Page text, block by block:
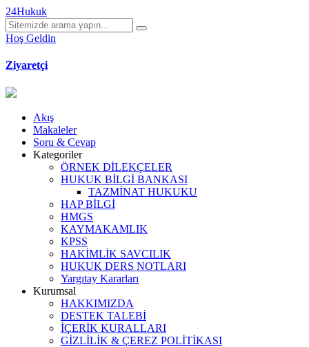
24Hukuk
Hoş Geldin
Ziyaretçi
Akış
Makaleler
Soru & Cevap
Kategoriler
ÖRNEK DİLEKÇELER
HUKUK BİLGİ BANKASI
TAZMİNAT HUKUKU
HAP BİLGİ
HMGS
KAYMAKAMLIK
KPSS
HAKİMLİK SAVCILIK
HUKUK DERS NOTLARI
Yargıtay Kararları
Kurumsal
HAKKIMIZDA
DESTEK TALEBİ
İÇERİK KURALLARI
GİZLİLİK & ÇEREZ POLİTİKASI